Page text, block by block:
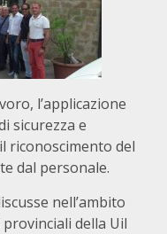
l’applicazione
sicurezza e
riconoscimento del
dal personale.
nell’ambito
della Uil